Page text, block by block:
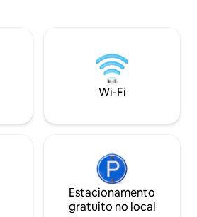
boa do edifício.
exuberante,
vista para o mar
a montanha
calmo dia e noite.
carros à noite, mas
então você
mais de 6
12 anos), envie-
Ficarei feliz em
pela taxa extra
solicitá-lo. ・ Há uma fogueira no jardim.
bairro residencial
permitimos
fogos de artifício,
desfrutar de uma
agradável e uma
Wi-Fi
Estacionamento
gratuito no local